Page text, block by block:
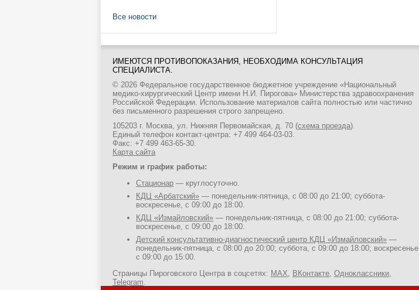
Все новости
ИМЕЮТСЯ ПРОТИВОПОКАЗАНИЯ, НЕОБХОДИМА КОНСУЛЬТАЦИЯ
СПЕЦИАЛИСТА.
© 2026 Федеральное государственное бюджетное учреждение «Национальный
медико-хирургический Центр имени Н.И. Пирогова» Министерства здравоохранения
Российской Федерации. Использование материалов сайта полностью или частично
без письменного разрешения строго запрещено.
105203 г. Москва, ул. Нижняя Первомайская, д. 70 (схема проезда).
Единый телефон контакт-центра: +7 499 464-03-03.
Факс: +7 499 463-65-30.
Карта сайта
Режим и график работы:
Стационар — круглосуточно.
КДЦ «Арбатский» — понедельник-пятница, с 08:00 до 21:00; суббота-
воскресенье, с 09:00 до 18:00.
КДЦ «Измайловский» — понедельник-пятница, с 08:00 до 21:00; суббота-
воскресенье, с 09:00 до 18:00.
Детский консультативно-диагностический центр КДЦ «Измайловский» —
понедельник-пятница, с 08:00 до 20:00; суббота, с 09:00 до 18:00; воскресенье,
с 09:00 до 15:00.
Страницы Пироговского Центра в соцсетях: MAX ВКонтакте Одноклассники
Telegram